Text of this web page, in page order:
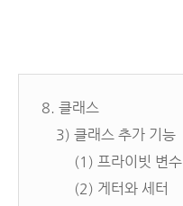
8. 클래스
3) 클래스 추가 기능
(1) 프라이빗 변수
(2) 게터와 세터